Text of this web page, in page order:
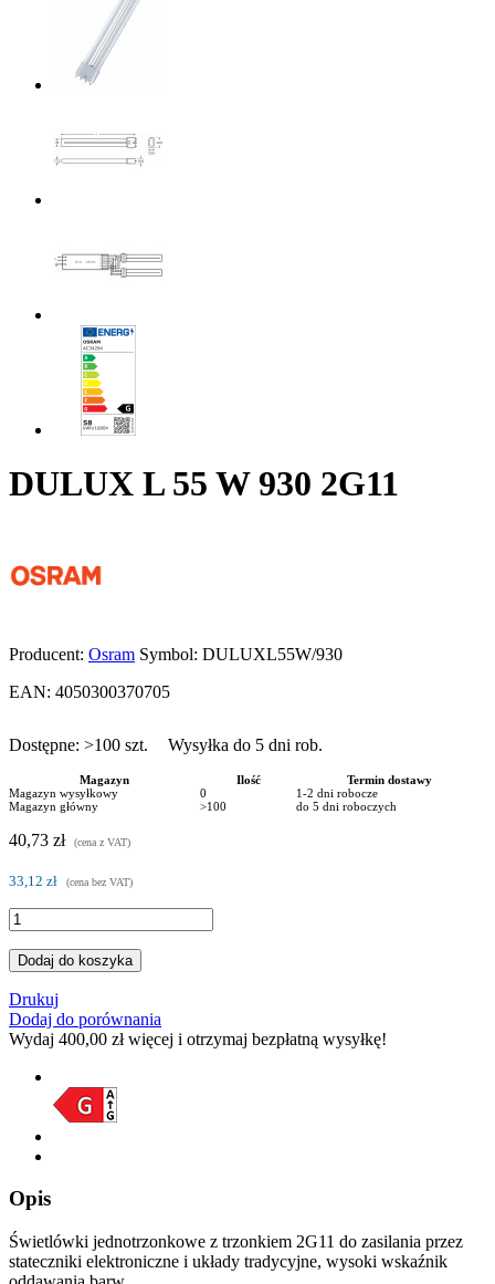
DULUX L 55 W 930 2G11
Producent: Osram Symbol: DULUXL55W/930
EAN: 4050300370705
Dostępne: >100 szt. Wysyłka do 5 dni rob.
Magazyn Ilość
Termin dostawy
Magazyn wysyłkowy
0
1-2 dni robocze
Magazyn główny
>100 do 5 dni roboczych
40,73 zł (cena z VAT)
33,12 zł (cena bez VAT)
Dodaj do koszyka
Drukuj
Dodaj do porównania
Wydaj 400,00 złwięcej i otrzymaj bezpłatną wysyłkę!
Opis
Świetlówki jednotrzonkowe z trzonkiem 2G11 do zasilania przez
stateczniki elektroniczne i układy tradycyjne, wysoki wskaźnik